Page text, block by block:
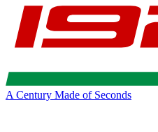
A Century Made of Seconds